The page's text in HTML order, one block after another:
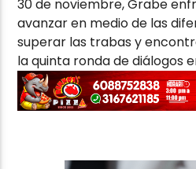
30 de noviembre, Grabe
avanzar en medio de las
superar las trabas y
la quinta ronda de diálogos